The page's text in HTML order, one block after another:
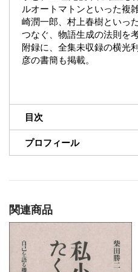
ルオートマトンといった複
崎潤一郎、村上春樹といっ
つなぐ、物語生成の法則を考
附録に、全集未収録の横光
彦の書簡も掲載。
目次
プロフィール
関連商品